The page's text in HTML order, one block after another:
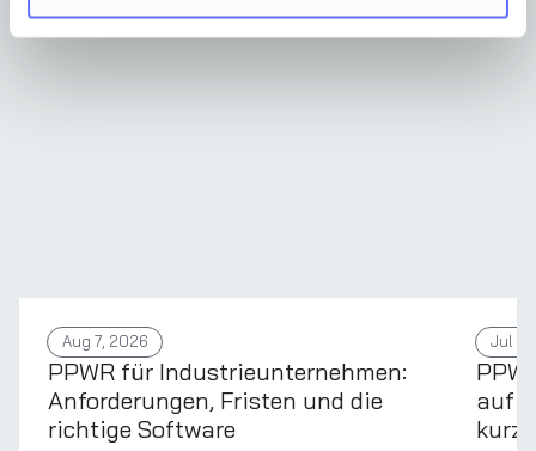
Erfahren Sie Neuigkeiten aus dem Tansoversum.
Aug 7, 2026
PPWR für Industrieunternehmen:
Anforderungen, Fristen und die
richtige Software
Jul
auf
kurz